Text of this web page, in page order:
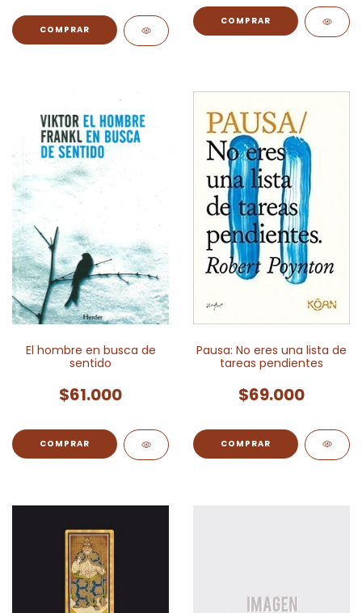
El hombre en busca de
sentido
$61.000
Pausa: No eres una lista de
tareas pendientes
$69.000